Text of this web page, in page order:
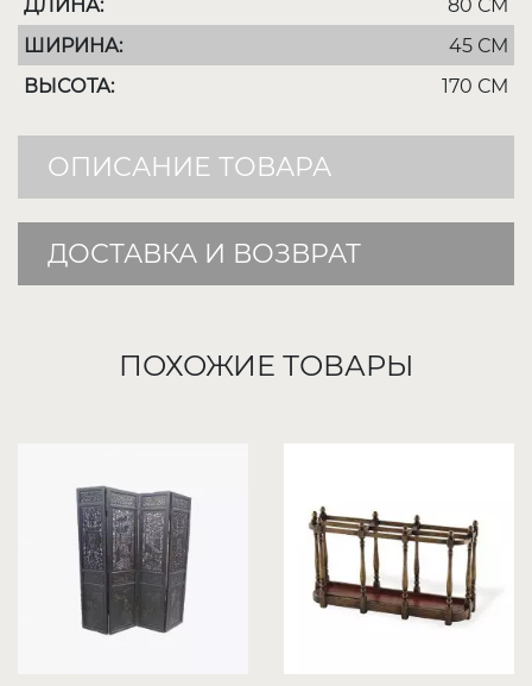
ДЛИНА:
80 СМ
ШИРИНА:
45 СМ
ВЫСОТА:
170 СМ
ОПИСАНИЕ ТОВАРА
ДОСТАВКА И ВОЗВРАТ
ПОХОЖИЕ ТОВАРЫ